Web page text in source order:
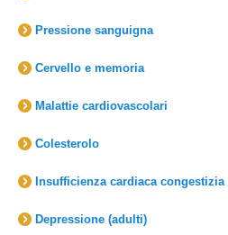
Pressione sanguigna
Cervello e memoria
Malattie cardiovascolari
Colesterolo
Insufficienza cardiaca congestizia
Depressione (adulti)